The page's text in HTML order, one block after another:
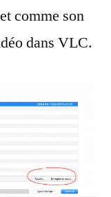
comme son
dans VLC.